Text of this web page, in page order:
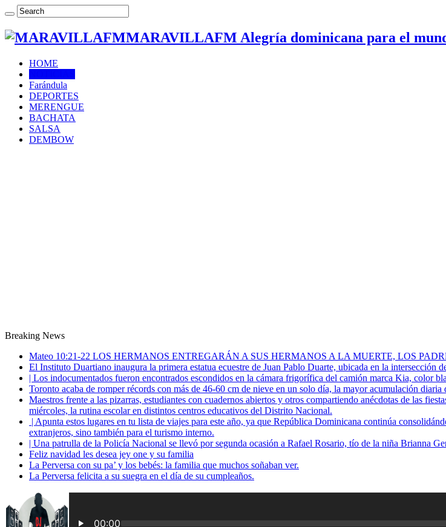
MARAVILLAFM Alegría dominicana para el
HOME
Farándula
DEPORTES
MERENGUE
BACHATA
SALSA
DEMBOW
Breaking News
Mateo 10:21-22 LOS HERMANOS ENTREGARÁN A SUS HERMANOS A LA MUERTE, LOS
El Instituto Duartiano inaugura la primera estatua ecuestre de Juan Pablo Duarte, ubicada en la intersección
| Los indocumentados fueron encontrados escondidos en la cámara frigorífica del camión marca Kia, color
Toronto acaba de romper récords con más de 46-60 cm de nieve en un solo día, la mayor acumulación diaria
Maestros frente a las pizarras, estudiantes con cuadernos abiertos y otros compartiendo anécdotas de las
miércoles, la rutina escolar en distintos centros educativos del Distrito Nacional.
| Apunta estos lugares en tu lista de viajes para este año, ya que República Dominicana continúa
extranjeros, sino también para el turismo interno.
| Una patrulla de la Policía Nacional se llevó por segunda ocasión a Rafael Rosario, tío de la niña Brianna
Feliz navidad les desea jey one y su familia
La Perversa con su pa’ y los bebés: la familia que muchos soñaban ver.
La Perversa felicita a su suegra en el día de su cumpleaños.